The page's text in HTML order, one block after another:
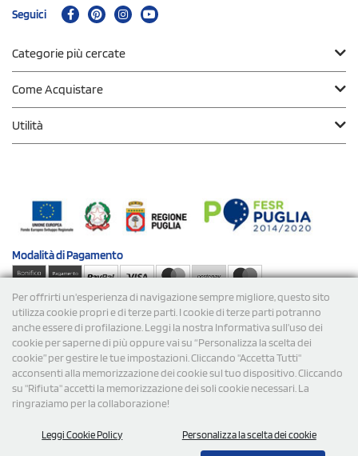
Per offrirti un'esperienza di navigazione sempre migliore, questo sito
utilizza cookie propri e di terze parti. I cookie di terze parti potranno
anche essere di profilazione. Leggi la nostra Informativa sull’uso dei
cookie per saperne di più oppure vai su “Personalizza la scelta dei
cookie” per gestire le tue impostazioni. Cliccando "Accetta Tutti"
acconsenti alla memorizzazione dei cookie sul tuo dispositivo. Cliccando
su "Rifiuta" accetti la memorizzazione dei soli cookie necessari. La
ringraziamo per la collaborazione!
Leggi Cookie Policy Personalizza la scelta dei cookie
Seguici
Categorie più cercate
Come Acquistare
Utilità
Modalità diPagamento
Spedizioni
P.Iva/C.F. 09734470967 - N° Rea MI-2110632